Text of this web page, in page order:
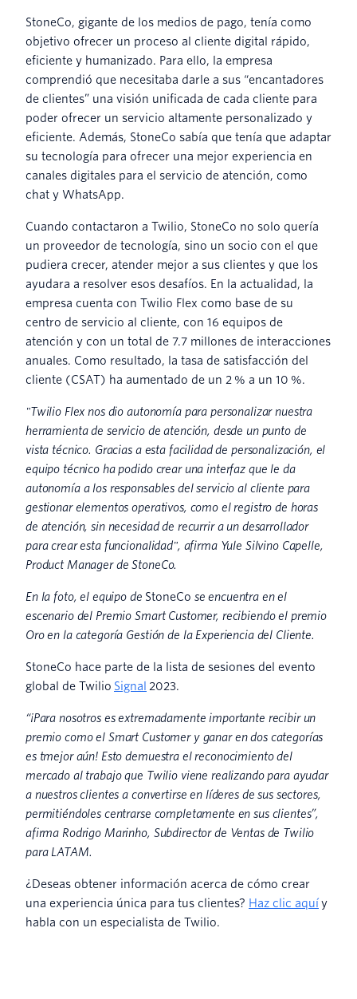
StoneCo, gigante de los medios de pago, tenía como
objetivo ofrecer un proceso al cliente digital rápido,
eficiente y humanizado. Para ello, la empresa
comprendió que necesitaba darle a sus “encantadores
de clientes” una visión unificada de cada cliente para
poder ofrecer un servicio altamente personalizado y
eficiente. Además, StoneCo sabía que tenía que adaptar
su tecnología para ofrecer una mejor experiencia en
canales digitales para el servicio de atención, como
chat y WhatsApp.
Cuando contactaron a Twilio, StoneCo no solo quería
un proveedor de tecnología, sino un socio con el que
pudiera crecer, atender mejor a sus clientes y que los
ayudara a resolver esos desafíos. En la actualidad, la
empresa cuenta con Twilio Flex como base de su
centro de servicio al cliente, con 16 equipos de
atención y con un total de 7.7 millones de interacciones
anuales. Como resultado, la tasa de satisfacción del
cliente (CSAT) ha aumentado de un 2 % a un 10 %.
"Twilio Flex nos dio autonomía para personalizar nuestra
herramienta de servicio de atención, desde un punto de
vista técnico. Gracias a esta facilidad de personalización, el
equipo técnico ha podido crear una interfaz que le da
autonomía a los responsables del servicio al cliente para
gestionar elementos operativos, como el registro de horas
de atención, sin necesidad de recurrir a un desarrollador
para crear esta funcionalidad", afirma Yule Silvino Capelle,
Product Manager de StoneCo.
En la foto, el equipo de StoneCo se encuentra en el
escenario del Premio Smart Customer, recibiendo el premio
Oro en la categoría Gestión de la Experiencia del Cliente.
StoneCo hace parte de la lista de sesiones del evento
global de Twilio Signal 2023.
“¡Para nosotros es extremadamente importante recibir un
premio como el Smart Customer y ganar en dos categorías
es tmejor aún! Esto demuestra el reconocimiento del
mercado al trabajo que Twilio viene realizando para ayudar
a nuestros clientes a convertirse en líderes de sus sectores,
permitiéndoles centrarse completamente en sus clientes”,
afirma Rodrigo Marinho, Subdirector de Ventas de Twilio
para LATAM.
¿Deseas obtener información acerca de cómo crear
una experiencia única para tus clientes? Haz clic aquíy
habla con un especialista de Twilio.